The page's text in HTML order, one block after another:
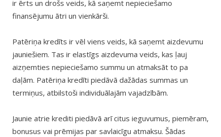
ir ērts un drošs veids, kā saņemt nepieciešamo
finansējumu ātri un vienkārši.
Patēriņa kredīts ir vēl viens veids, kā saņemt aizdevumu
jauniešiem. Tas ir elastīgs aizdevuma veids, kas ļauj
aizņemties nepieciešamo summu un atmaksāt to pa
daļām. Patēriņa kredīti piedāvā dažādas summas un
termiņus, atbilstoši individuālajām vajadzībām.
Jaunie atrie krediti piedāvā arī citus ieguvumus, piemēram,
bonusus vai prēmijas par savlaicīgu atmaksu. Šādas